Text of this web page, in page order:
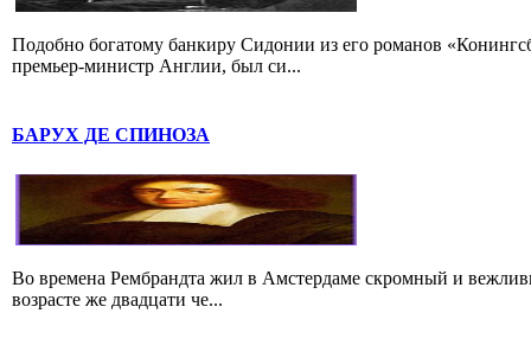
Подобно богатому банкиру Сидонии из его романов
премьер-министр Англии, был си...
БАРУХ ДЕ СПИНОЗА
Во времена Рембрандта жил в Амстердаме скромный и
возрасте же двадцати че...